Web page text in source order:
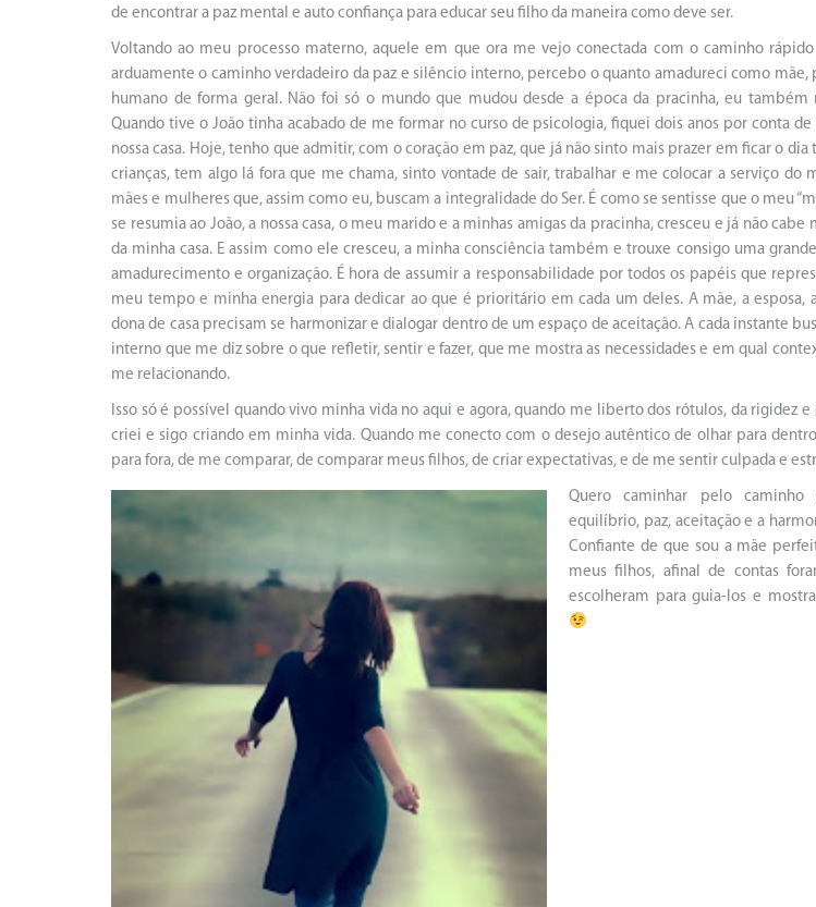
de encontrar a paz mental e auto confiança para educar seu filho da maneira como deve ser.
Voltando ao meu processo materno, aquele em que ora me vejo conectada com o caminho
arduamente o caminho verdadeiro da paz e silêncio interno, percebo o quanto amadureci como mãe,
humano de forma geral. Não foi só o mundo que mudou desde a época da pracinha, eu também
Quando tive o João tinha acabado de me formar no curso de psicologia, fiquei dois anos por conta
nossa casa. Hoje, tenho que admitir, com o coração em paz, que já não sinto mais prazer em ficar o dia
crianças, tem algo lá fora que me chama, sinto vontade de sair, trabalhar e me colocar a serviço do
mães e mulheres que, assim como eu, buscam a integralidade do Ser. É como se sentisse que o meu
se resumia ao João, a nossa casa, o meu marido e a minhas amigas da pracinha, cresceu e já não cabe
da minha casa. E assim como ele cresceu, a minha consciência também e trouxe consigo uma
amadurecimento e organização. É hora de assumir a responsabilidade por todos os papéis que
meu tempo e minha energia para dedicar ao que é prioritário em cada um deles. A mãe, a esposa,
dona de casa precisam se harmonizar e dialogar dentro de um espaço de aceitação. A cada instante
interno que me diz sobre o que refletir, sentir e fazer, que me mostra as necessidades e em qual
me relacionando.
Isso só é possível quando vivo minha vida no aqui e agora, quando me liberto dos rótulos, da rigidez e
criei e sigo criando em minha vida. Quando me conecto com o desejo autêntico de olhar para
para fora, de me comparar, de comparar meus filhos, de criar expectativas, e de me sentir culpada e
Quero caminhar pelo
equilíbrio, paz, aceitação e a
Confiante de que sou a mãe
meus filhos, afinal de contas
escolheram para guia-los e